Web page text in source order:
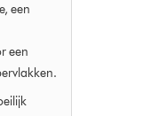
een
een